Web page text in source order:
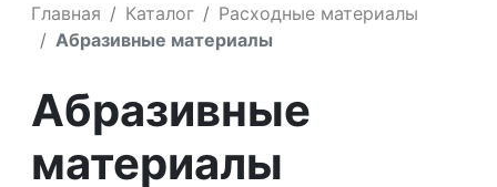
Главная Каталог
Расходные материалы
Абразивные материалы
Абразивные
материалы